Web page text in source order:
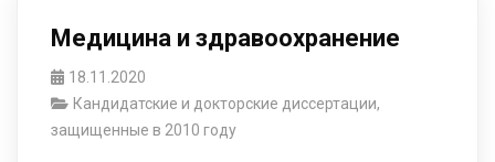
Медицина и здравоохранение
18.11.2020
Кандидатские и докторские диссертации,
защищенные в 2010 году